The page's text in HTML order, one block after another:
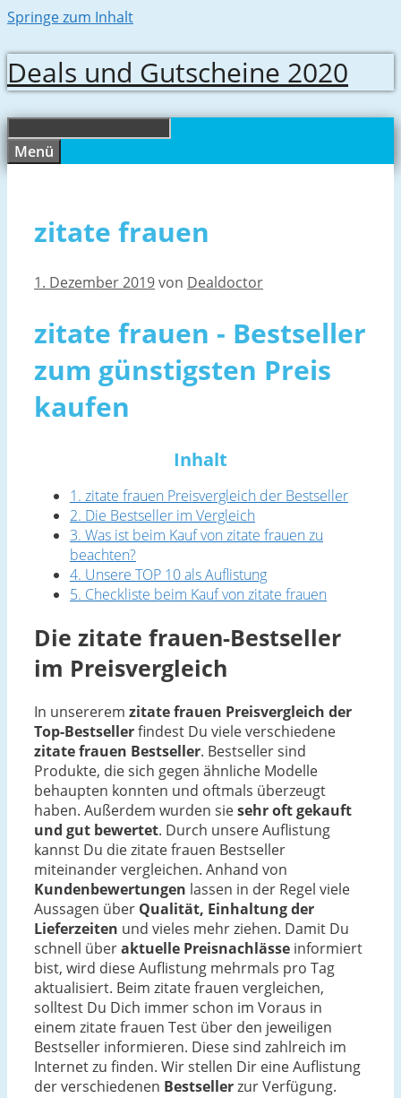
Springe zum Inhalt
Deals und Gutscheine 2020
Menü
zitate frauen
1. Dezember 2019von Dealdoctor
zitate frauen - Bestseller
zum günstigsten Preis
kaufen
Inhalt
1. zitate frauen Preisvergleich der Bestseller
2. Die Bestseller im Vergleich
3. Was ist beim Kauf von zitate frauen zu
beachten?
4. Unsere TOP 10 als Auflistung
5. Checkliste beim Kauf von zitate frauen
Die zitate frauen-Bestseller
im Preisvergleich
In unsererem zitate frauen Preisvergleich der
Top-Bestsellerfindest Du viele verschiedene
zitate frauen Bestseller. Bestseller sind
Produkte, die sich gegen ähnliche Modelle
behaupten konnten und oftmals überzeugt
haben. Außerdem wurden siesehr oft gekauft
und gut bewertet. Durch unsere Auflistung
kannst Du die zitate frauen Bestseller
miteinander vergleichen. Anhand von
Kundenbewertungen lassen in der Regel viele
Aussagen über Qualität, Einhaltung der
Lieferzeiten und vieles mehr ziehen. Damit Du
schnell überaktuelle Preisnachlässe informiert
bist, wird diese Auflistung mehrmals pro Tag
aktualisiert. Beim zitate frauen vergleichen,
solltest Du Dich immer schon im Voraus in
einem zitate frauen Test über den jeweiligen
Bestseller informieren. Diese sind zahlreich im
Internet zu finden. Wir stellen Dir eine Auflistung
der verschiedenen Bestsellerzur Verfügung.